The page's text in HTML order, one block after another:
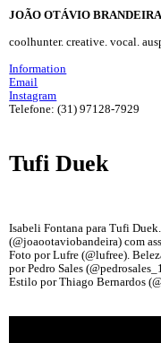
JOÃO OTÁVIO
coolhunter. creative. vocal.
Information
Email
Instagram
Telefone: (31) 97128-7929
Tufi Duek
Isabeli Fontana para Tufi
(@joaootaviobandeira) com
Foto por Lufre (@lufree).
por Pedro Sales
Estilo por Thiago Bernardos